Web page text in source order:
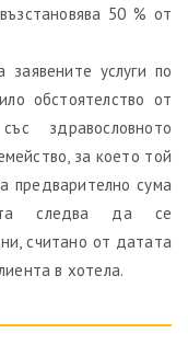
50 % от
услуги по
обстоятелство от
здравословното
за което той
предварително сума
следва да се
считано от датата
в хотела.